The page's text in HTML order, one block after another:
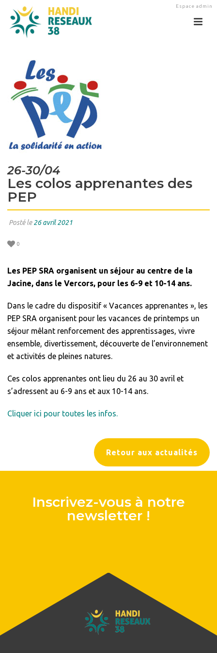
Espace admin
26-30/04
Les colos apprenantes des
PEP
Posté le26 avril 2021
0
Retour aux actualités
Les PEP SRA organisent un séjour au centre de la
Jacine, dans le Vercors, pour les 6-9 et 10-14 ans.
Dans le cadre du dispositif « Vacances apprenantes », les
PEP SRA organisent pour les vacances de printemps un
séjour mêlant renforcement des apprentissages, vivre
ensemble, divertissement, découverte de l’environnement
et activités de pleines natures.
Ces colos apprenantes ont lieu du 26 au 30 avril et
s’adressent au 6-9 ans et aux 10-14 ans.
Cliquer ici pour toutes les infos.
Inscrivez-vous à notre
newsletter !